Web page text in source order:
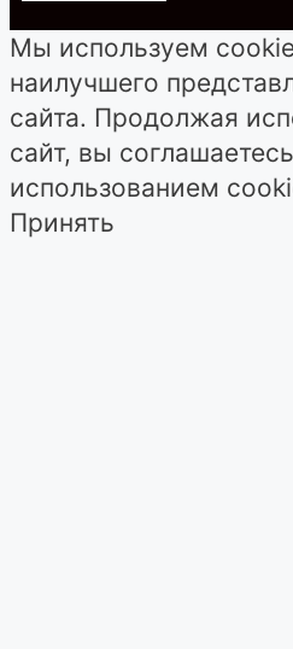
Мы используем
наилучшего
сайта. Продолжая
сайт, вы
использованием
Принять